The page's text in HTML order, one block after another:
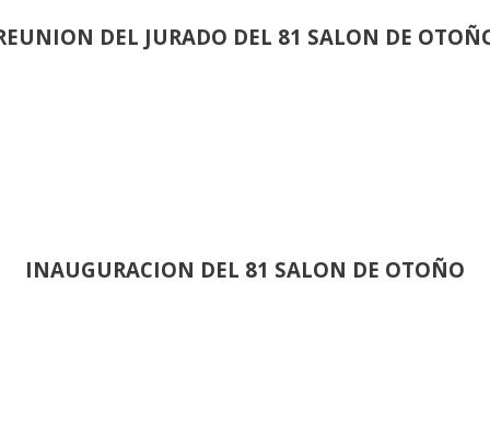
DEL JURADO DEL 81 SALON DE
INAUGURACION DEL 81 SALON DE OTOÑO